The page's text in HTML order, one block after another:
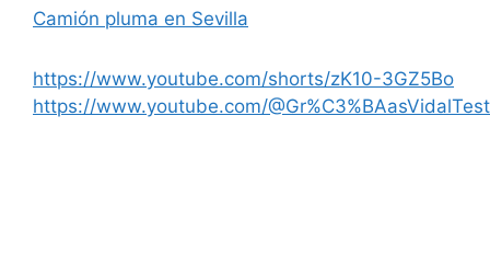
Camión pluma en Sevilla
https://www.youtube.com/shorts/zK10-3GZ5Bo
https://www.youtube.com/